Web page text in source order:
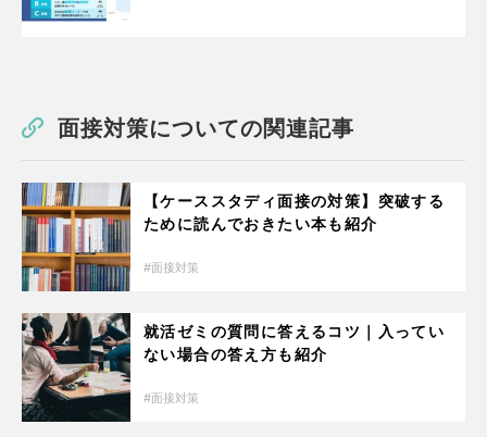
面接対策についての関連記事
【ケーススタディ面接の対策】突破する
ために読んでおきたい本も紹介
面接対策
就活ゼミの質問に答えるコツ｜入ってい
ない場合の答え方も紹介
面接対策